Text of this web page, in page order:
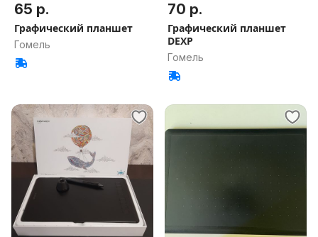
65 р.
Графический планшет
Гомель
70 р.
Графический планшет
DEXP
Гомель